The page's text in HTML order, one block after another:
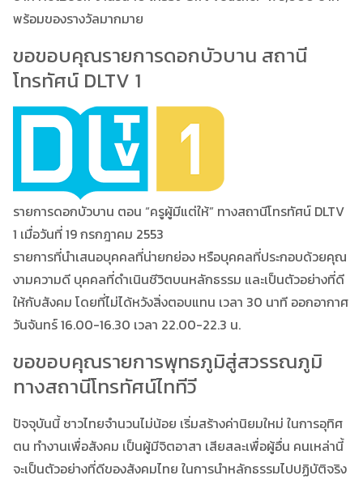
พร้อมของรางวัลมากมาย
ขอขอบคุณรายการดอกบัวบาน สถานี
โทรทัศน์ DLTV 1
รายการดอกบัวบาน ตอน “ครูผู้มีแต่ให้” ทางสถานีโทรทัศน์ DLTV
1 เมื่อวันที่ 19 กรกฎาคม 2553
รายการที่นำเสนอบุคคลที่น่ายกย่อง หรือบุคคลที่ประกอบด้วยคุณ
งามความดี บุคคลที่ดำเนินชีวิตบนหลักธรรม และเป็นตัวอย่างที่ดี
ให้กับสังคม โดยที่ไม่ได้หวังสิ่งตอบแทน เวลา 30 นาที ออกอากาศ
วันจันทร์ 16.00-16.30 เวลา 22.00-22.3 น.
ขอขอบคุณรายการพุทธภูมิสู่สวรรณภูมิ
ทางสถานีโทรทัศน์ไททีวี
ปัจจุบันนี้ ชาวไทยจำนวนไม่น้อย เริ่มสร้างค่านิยมใหม่ ในการอุทิศ
ตน ทำงานเพื่อสังคม เป็นผู้มีจิตอาสา เสียสละเพื่อผู้อื่น คนเหล่านี้
จะเป็นตัวอย่างที่ดีของสังคมไทย ในการนำหลักธรรมไปปฏิบัติจริง